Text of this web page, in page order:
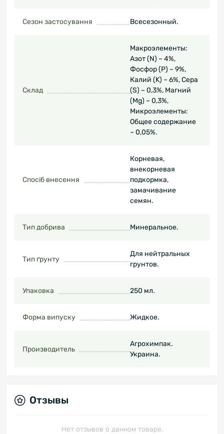
Сезон застосування Всесезонный.
Склад
Макроэлементы:
Азот (N) – 4%,
Фосфор (P) – 9%,
Калий (K) – 6%, Сера
(S) – 0,3%, Магний
(Mg) – 0,3%,
Микроэлементы:
Общее содержание
– 0,05%.
Спосіб внесення
Корневая,
внекорневая
подкормка,
замачивание
семян.
Тип добрива Минеральное.
Тип ґрунту
Для нейтральных
грунтов.
Упаковка 250 мл.
Форма випуску Жидкое.
Производитель
Агрохимпак.
Украина.
Отзывы
Нет отзывов о данном товаре.